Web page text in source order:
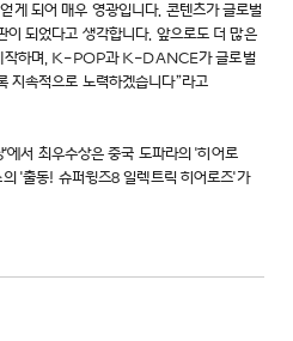
게 되어 매우 영광입니다. 콘텐츠가 글로벌
되었다고 생각합니다. 앞으로도 더 많은
작하며, K-POP과 K-DANCE가 글로벌
지속적으로 노력하겠습니다”라고
서 최우수상은 중국 도파라의 '히어로
'출동! 슈퍼윙즈8 일렉트릭 히어로즈'가